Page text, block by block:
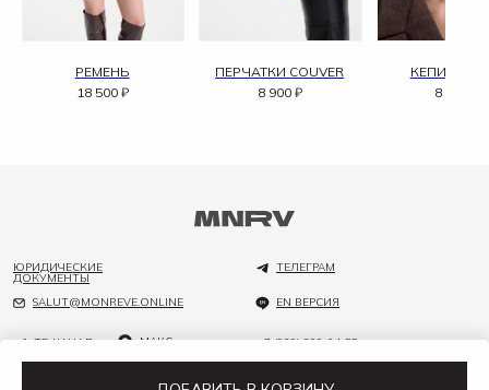
РЕМЕНЬ
18 500 ₽
ПЕРЧАТКИ COUVER
8 900 ₽
КЕПИ
8 100
ЮРИДИЧЕСКИЕ
ДОКУМЕНТЫ
+7 (929) 200-04-55
SALUT@MONREVE.ONLINE
ТЕЛЕГРАМ
ТГ-КАНАЛ МАКС
EN ВЕРСИЯ